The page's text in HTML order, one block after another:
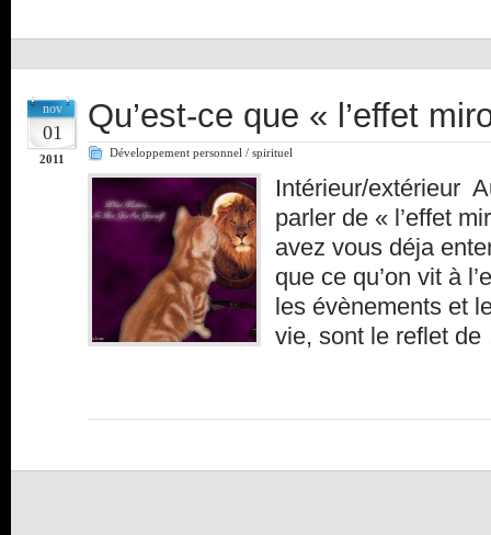
nov
01
2011
Qu’est-ce que « l’effet
Développement personnel / spirituel
Intérieur/extérieur
parler de « l’effet
avez vous déja
que ce qu’on vit à
les évènements et
vie, sont le reflet